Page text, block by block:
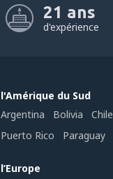
21 ans
d'expérience
l'Amérique du Sud
Argentina
Bolivia Chile
Puerto Rico
Paraguay
l’Europe